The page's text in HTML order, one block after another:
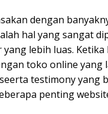
dengan
hal yang sangat
lebih luas. Ketika
toko online yang
testimony yang
penting